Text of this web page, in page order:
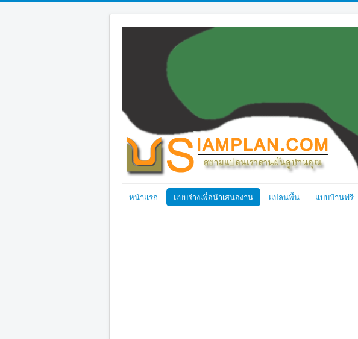
หน้าแรก แบบร่างเพื่อนำเสนองาน แปลนพื้น แบบบ้านฟรี